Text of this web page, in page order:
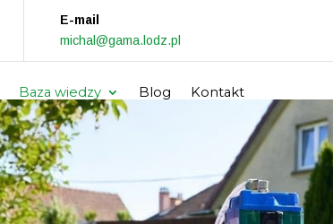
E-mail
michal@gama.lodz.pl
Baza wiedzy Blog Kontakt